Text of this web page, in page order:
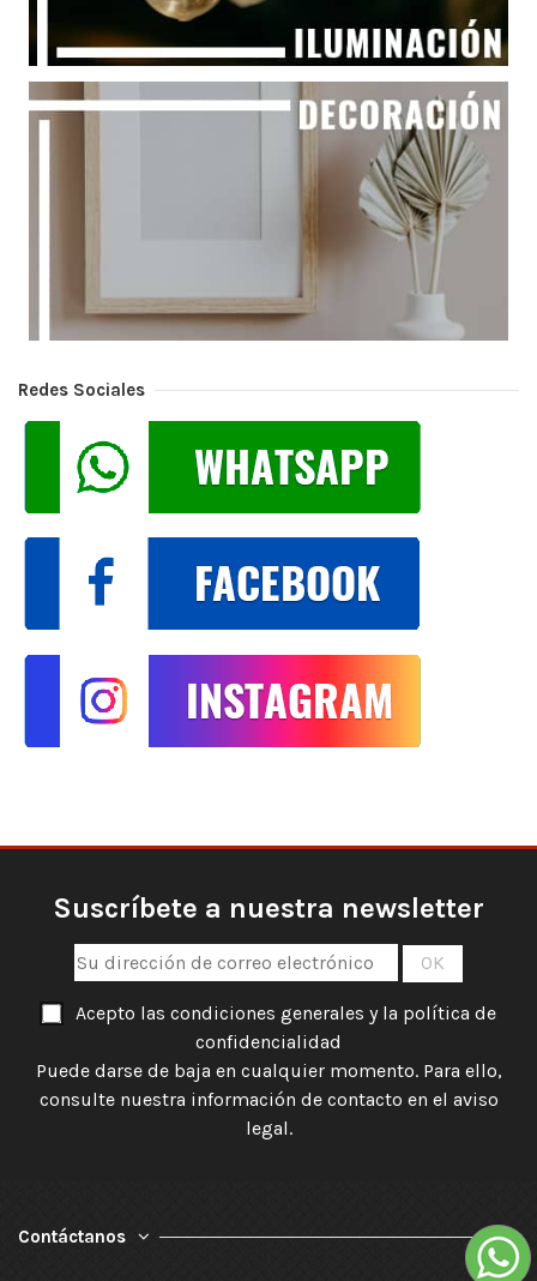
Redes Sociales
Suscríbete a nuestra newsletter
Acepto las condiciones generales y la política de
confidencialidad
Puede darse de baja en cualquier momento. Para ello,
consulte nuestra información de contacto en el aviso
legal.
Contáctanos